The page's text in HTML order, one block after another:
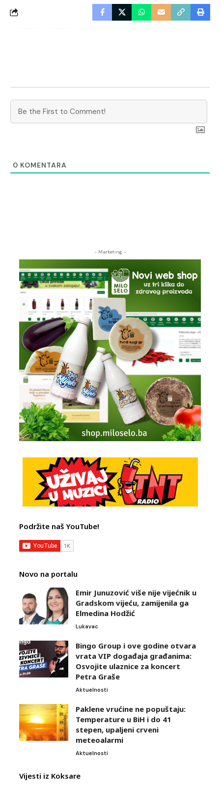
0 KOMENTARA
- Marketing -
Podržite naš YouTube!
Novo na portalu
Emir Junuzović više nije vijećnik u
Gradskom vijeću, zamijenila ga
Elmedina Hodžić
Lukavac
Bingo Group i ove godine otvara
vrata VIP događaja građanima:
Osvojite ulaznice za koncert
Petra Graše
Aktuelnosti
Paklene vrućine ne popuštaju:
Temperature u BiH i do 41
stepen, upaljeni crveni
meteoalarmi
Aktuelnosti
Vijesti iz Koksare